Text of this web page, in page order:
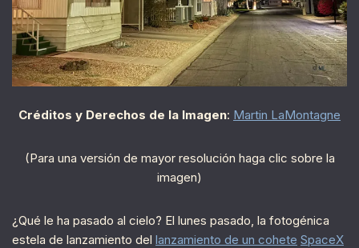
Créditos y Derechos de la Imagen: Martin LaMontagne
(Para una versión de mayor resolución haga clic sobre la
imagen)
¿Qué le ha pasado al cielo? El lunes pasado, la fotogénica
estela de lanzamiento del lanzamiento de un cohete SpaceX